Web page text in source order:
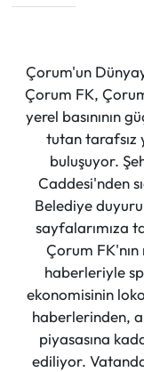
Çorum'un
Çorum FK,
yerel basınının
tutan tarafsız
buluşuyor.
Caddesi'nden
Belediye
sayfalarımıza
Çorum
haberleriyle
ekonomisinin
haberlerinden,
piyasasına
ediliyor.